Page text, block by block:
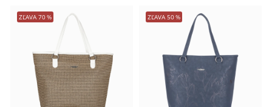
ZĽAVA 70% ZĽAVA 50%